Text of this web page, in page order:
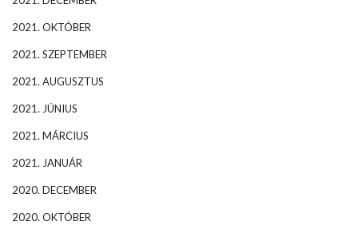
2021. OKTÓBER
2021. SZEPTEMBER
2021. AUGUSZTUS
2021. JÚNIUS
2021. MÁRCIUS
2021. JANUÁR
2020. DECEMBER
2020. OKTÓBER